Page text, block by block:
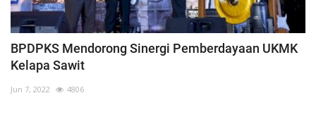
BPDPKS Mendorong Sinergi Pemberdayaan UKMK
Kelapa Sawit
Jun 7, 2022 4806